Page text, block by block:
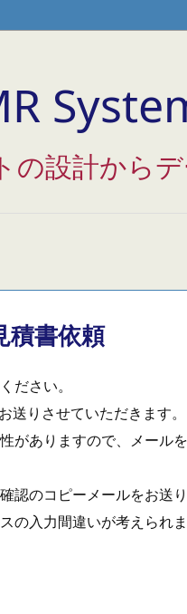
の設計から
積書依頼
ださい。
りさせていただきます。
がありますので、メール
のコピーメールをお送り
入力間違いが考えられま